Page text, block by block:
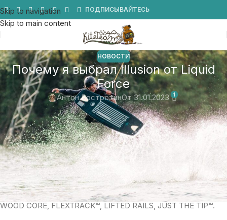
Skip to navigation
Skip to main content
ПОДПИСЫВАЙТЕСЬ
НОВОСТИ
Почему я выбрал Illusion от Liquid
Force
Антон ВостротинОт 31.01.2023 1
При последнем полученииLiquid Forceпередо мной стоял
не легкий выбор — взять проверенное и понятное или новое
орудие. Из первого это Peak, Tao, FLX, Raph, а из свежего —
Illusion.
Посмотрел я описания и технологии, подумал, и решил брать
Illusion. Что мне стало интересно, так это технологии,
которые LF вкладывает только в топовые доски: CNC’D
WOOD CORE, FLEXTRACK™, LIFTED RAILS, JUST THE TIP™.